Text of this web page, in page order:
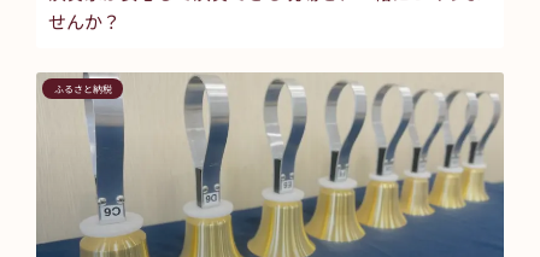
せんか？
ふるさと納税